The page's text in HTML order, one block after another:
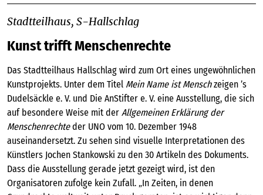
Stadtteilhaus, S-Hallschlag
Kunst trifft Menschenrechte
Das Stadtteilhaus Hallschlag wird zum Ort eines ungewöhnlichen
Kunstprojekts. Unter dem Titel Mein Name ist Menschzeigen ’s
Dudelsäckle e. V. und Die AnStifter e. V. eine Ausstellung, die sich
auf besondere Weise mit der Allgemeinen Erklärung der
Menschenrechteder UNO vom 10. Dezember 1948
auseinandersetzt. Zu sehen sind visuelle Interpretationen des
Künstlers Jochen Stankowski zu den 30 Artikeln des Dokuments.
Dass die Ausstellung gerade jetzt gezeigt wird, ist den
Organisatoren zufolge kein Zufall. „In Zeiten, in denen